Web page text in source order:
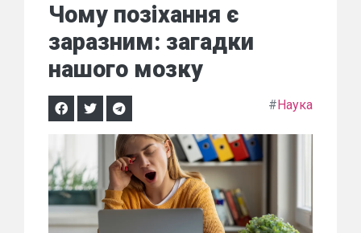
Чому позіхання є
заразним: загадки
нашого мозку
#Наука